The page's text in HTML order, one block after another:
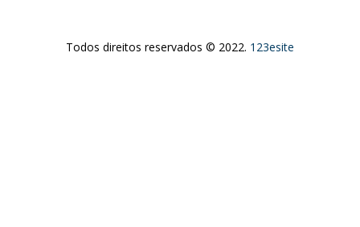
Todos direitos reservados © 2022. 123esite